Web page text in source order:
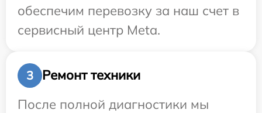
обеспечим перевозку за наш счет в
сервисный центр Meta.
3
Ремонт техники
После полной диагностики мы